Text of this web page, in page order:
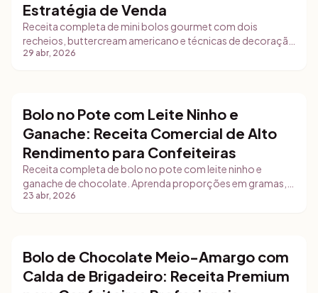
Estratégia de Venda
Receita completa de mini bolos gourmet com dois
recheios, buttercream americano e técnicas de decoração
temática. Inclui estratégias de armazenamento,
29 abr, 2026
Bolo no Pote com Leite Ninho e
Ganache: Receita Comercial de Alto
Rendimento para Confeiteiras
Receita completa de bolo no pote com leite ninho e
ganache de chocolate. Aprenda proporções em gramas,
técnicas de montagem rápida, estratégias de venda e
23 abr, 2026
Bolos
Bolo de Chocolate Meio-Amargo com
Calda de Brigadeiro: Receita Premium